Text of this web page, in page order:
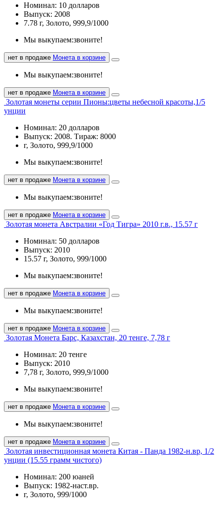
Номинал: 10 долларов
Выпуск: 2008
7.78 г, Золото, 999,9/1000
Мы выкупаем:звоните!
нет в продаже Монета в корзине
Мы выкупаем:звоните!
нет в продаже Монета в корзине
Золотая монеты серии Пионы:цветы небесной красоты,1/5
унции
Номинал: 20 долларов
Выпуск: 2008. Тираж: 8000
г, Золото, 999,9/1000
Мы выкупаем:звоните!
нет в продаже Монета в корзине
Мы выкупаем:звоните!
нет в продаже Монета в корзине
Золотая монета Австралии «Год Тигра» 2010 г.в., 15.57 г
Номинал: 50 долларов
Выпуск: 2010
15.57 г, Золото, 999/1000
Мы выкупаем:звоните!
нет в продаже Монета в корзине
Мы выкупаем:звоните!
нет в продаже Монета в корзине
Золотая Монета Барс, Казахстан, 20 тенге, 7,78 г
Номинал: 20 тенге
Выпуск: 2010
7,78 г, Золото, 999,9/1000
Мы выкупаем:звоните!
нет в продаже Монета в корзине
Мы выкупаем:звоните!
нет в продаже Монета в корзине
Золотая инвестиционная монета Китая - Панда 1982-н.вр, 1/2
унции (15.55 грамм чистого)
Номинал: 200 юаней
Выпуск: 1982-наст.вр.
г, Золото, 999/1000